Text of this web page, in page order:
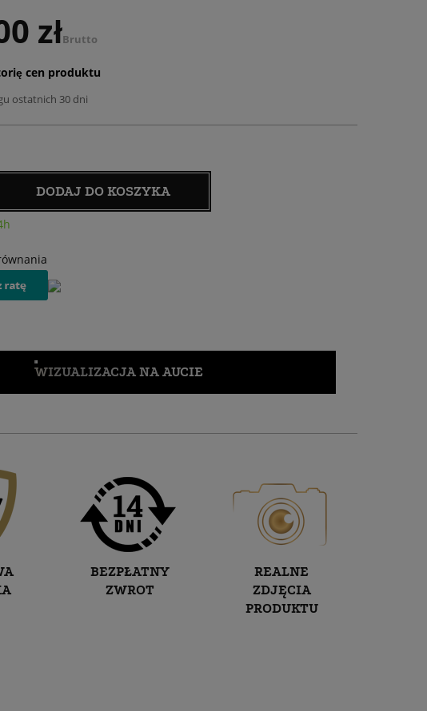
złBrutto
cen produktu
ostatnich 30 dni
DODAJ DO KOSZYKA
WIZUALIZACJA NA AUCIE
BEZPŁATNY
ZWROT
REALNE
ZDJĘCIA
PRODUKTU